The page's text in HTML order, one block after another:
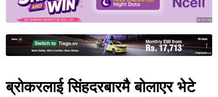
Sponsored
Sponsored
ब्रोकरलाई सिंहदरबारमै बोलाएर भेटे